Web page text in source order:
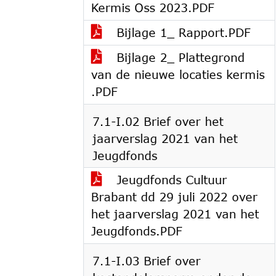
Kermis Oss 2023.PDF
Bijlage 1_ Rapport.PDF
Bijlage 2_ Plattegrond
van de nieuwe locaties kermis
.PDF
7.1-I.02 Brief over het
jaarverslag 2021 van het
Jeugdfonds
Jeugdfonds Cultuur
Brabant dd 29 juli 2022 over
het jaarverslag 2021 van het
Jeugdfonds.PDF
7.1-I.03 Brief over